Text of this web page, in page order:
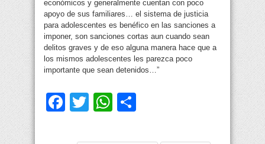
económicos y generalmente cuentan con poco
apoyo de sus familiares… el sistema de justicia
para adolescentes es benéfico en las sanciones a
imponer, son sanciones cortas aun cuando sean
delitos graves y de eso alguna manera hace que a
los mismos adolescentes les parezca poco
importante que sean detenidos…”
Facebook
TwitterWhatsApp